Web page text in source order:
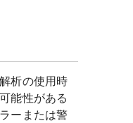
析の使用時
能性がある
ーまたは警